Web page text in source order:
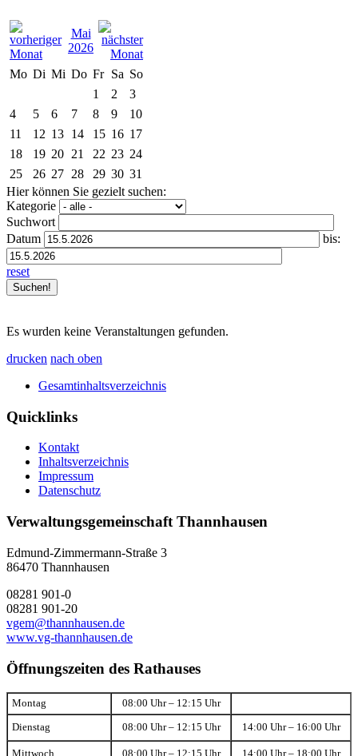
Mai
2026
Mo Di Mi Do Fr Sa So
1
2
3
4
5 6 7 8 9
10
11
12 13 14 15 16 17
18
19 20 21 22 23 24
25
26 27 28 29 30 31
Hier können Sie gezielt suchen:
Kategorie
Suchwort
Datum
bis:
reset
Es wurden keine Veranstaltungen gefunden.
drucken nach oben
Gesamtinhaltsverzeichnis
Quicklinks
Kontakt
Inhaltsverzeichnis
Impressum
Datenschutz
Verwaltungsgemeinschaft Thannhausen
Edmund-Zimmermann-Straße 3
86470 Thannhausen
08281 901-0
08281 901-20
vgem@thannhausen.de
www.vg-thannhausen.de
Öffnungszeiten des Rathauses
Montag 08:00 Uhr – 12:15 Uhr
Dienstag 08:00 Uhr – 12:15 Uhr 14:00 Uhr – 16:00 Uhr